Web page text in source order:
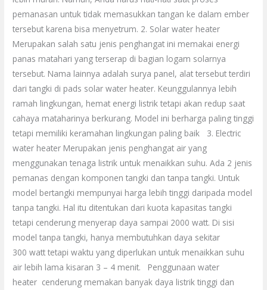
pemanasan untuk tidak memasukkan tangan ke dalam ember
tersebut karena bisa menyetrum. 2. Solar water heater
Merupakan salah satu jenis penghangat ini memakai energi
panas matahari yang terserap di bagian logam solarnya
tersebut. Nama lainnya adalah surya panel, alat tersebut terdiri
dari tangki di pads solar water heater. Keunggulannya lebih
ramah lingkungan, hemat energi listrik tetapi akan redup saat
cahaya mataharinya berkurang. Model ini berharga paling tinggi
tetapi memiliki keramahan lingkungan paling baik 3. Electric
water heater Merupakan jenis penghangat air yang
menggunakan tenaga listrik untuk menaikkan suhu. Ada 2 jenis
pemanas dengan komponen tangki dan tanpa tangki. Untuk
model bertangki mempunyai harga lebih tinggi daripada model
tanpa tangki. Hal itu ditentukan dari kuota kapasitas tangki
tetapi cenderung menyerap daya sampai 2000 watt. Di sisi
model tanpa tangki, hanya membutuhkan daya sekitar
300 watt tetapi waktu yang diperlukan untuk menaikkan suhu
air lebih lama kisaran 3 – 4 menit. Penggunaan water
heater cenderung memakan banyak daya listrik tinggi dan